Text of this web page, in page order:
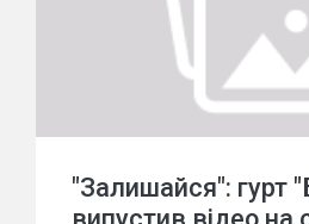
"Залишайся": гурт